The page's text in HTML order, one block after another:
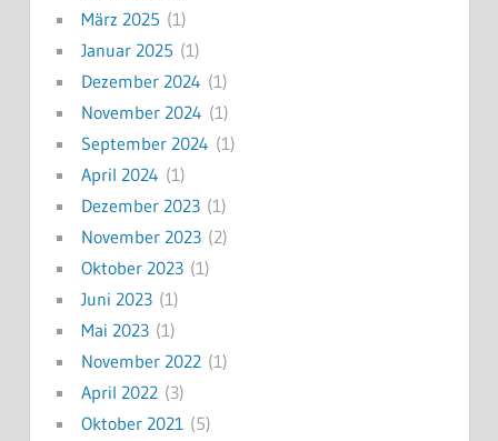
März 2025 (1)
Januar 2025 (1)
Dezember 2024 (1)
November 2024 (1)
September 2024 (1)
April 2024 (1)
Dezember 2023(1)
November 2023(2)
Oktober 2023(1)
Juni 2023(1)
Mai 2023(1)
November 2022(1)
April 2022(3)
Oktober 2021 (5)